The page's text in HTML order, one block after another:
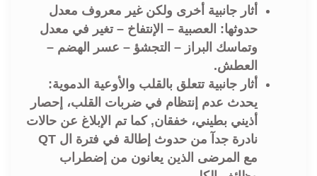
أثار جانبية أخرى ولكن غير معروف معدل
حدوثها: العصبية – الإنتفاخ – تغير في معدل
وتماسك البراز – التجشؤ – عسر الهضم –
العطش.
أثار جانبية تتعلق بالقلب والأوعية الدموية:
يحدث عدم إنتظام في ضربات القلب، إحصار
أذيني بطيني، خفقان, كما تم الإبلاغ عن حالات
نادرة جدآ من حدوث إطالة في فترة ال QT
مع المرضى الذين يعانون من إضطراب